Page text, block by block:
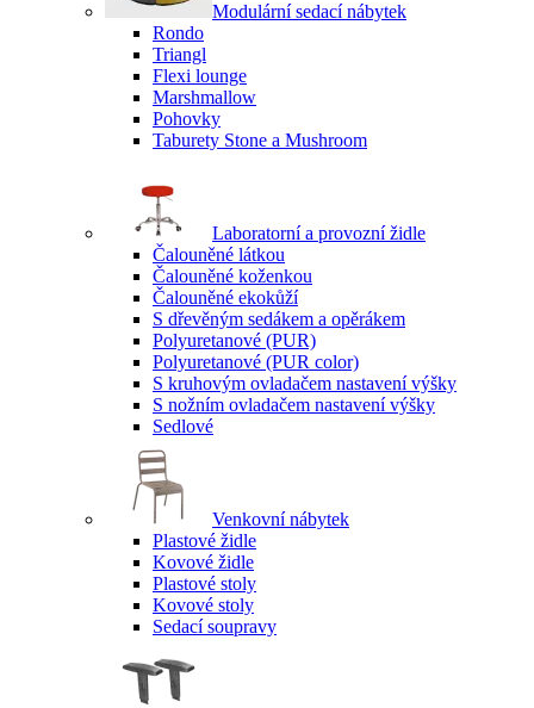
Modulární sedací nábytek
Rondo
Triangl
Flexi lounge
Marshmallow
Pohovky
Taburety Stone a Mushroom
Laboratorní a provozní židle
Čalouněné látkou
Čalouněné koženkou
Čalouněné ekokůží
S dřevěným sedákem a opěrákem
Polyuretanové (PUR)
Polyuretanové (PUR color)
S kruhovým ovladačem nastavení výšky
S nožním ovladačem nastavení výšky
Sedlové
Venkovní nábytek
Plastové židle
Kovové židle
Plastové stoly
Kovové stoly
Sedací soupravy